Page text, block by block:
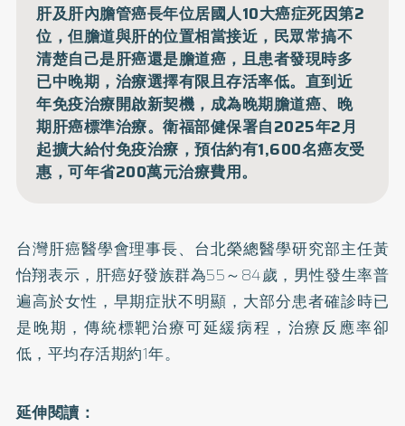
肝及肝內膽管癌長年位居國人10大癌症死因第2
位，但膽道與肝的位置相當接近，民眾常搞不
清楚自己是肝癌還是膽道癌，且患者發現時多
已中晚期，治療選擇有限且存活率低。直到近
年免疫治療開啟新契機，成為晚期膽道癌、晚
期肝癌標準治療。衛福部健保署自2025年2月
起擴大給付免疫治療，預估約有1,600名癌友受
惠，可年省200萬元治療費用。
台灣肝癌醫學會理事長、台北榮總醫學研究部主任黃
怡翔表示， 肝癌好發族群為55～84歲，男性發生率普
遍高於女性，早期症狀不明顯，大部分患者確診時已
是晚期，傳統標靶治療可延緩病程，治療反應率卻
低，平均存活期約1年。
延伸閱讀：